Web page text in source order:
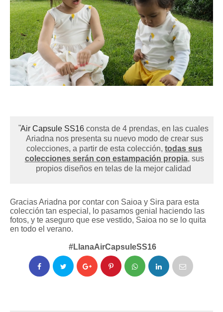
Air Capsule SS16consta de 4 prendas, en las cuales
Ariadna nos presenta su nuevo modo de crear sus
colecciones, a partir de esta colección,todas sus
colecciones serán con estampación propia, sus
propios diseños en telas de la mejor calidad
Gracias Ariadna por contar con Saioa y Sira para esta
colección tan especial, lo pasamos genial haciendo las
fotos, y te aseguro que ese vestido, Saioa no se lo quita
en todo el verano.
#LlanaAirCapsuleSS16